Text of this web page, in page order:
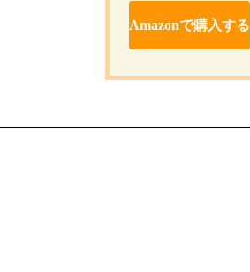
Amazonで購入する